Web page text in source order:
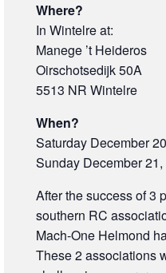
Where?
In Wintelre at:
Manege ’t Heideros
Oirschotsedijk 50A
5513 NR Wintelre
When?
Saturday December
Sunday December
After the success of 3
southern RC
Mach-One Helmond
These 2 associations